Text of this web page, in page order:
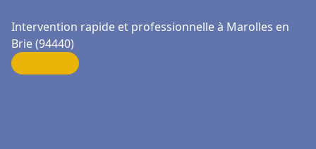
Intervention rapide et professionnelle à Marolles en
Brie (94440)